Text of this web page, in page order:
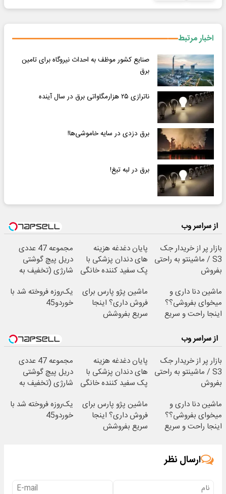
اخبار مرتبط
صنایع کشور موظف به احداث نیروگاه برای تامین
برق
ناترازی ۲۵ هزارمگاواتی برق در سال آینده
برق دزدی در سایه خاموشی‌ها!
برق در لبه‌ تیغ!
از سراسر وب
بازار پر از خریدار جک
S3 / ماشینتو به راحتی
بفروش
پایان دغدغه هزینه
های دندان پزشکی با
پک سفید کننده خانگی
مجموعه 47 عددی
دریل پیچ گوشتی
شارژی (تخفیف به
ماشین دنا داری و
میخوای بفروشی؟؟
اینجا راحت و سریع
ماشین پژو پارس برای
فروش داری؟ اینجا
سریع بفروشش
یک‌روزه فروخته شد با
خوردو45
از سراسر وب
بازار پر از خریدار جک
S3 / ماشینتو به راحتی
بفروش
پایان دغدغه هزینه
های دندان پزشکی با
پک سفید کننده خانگی
مجموعه 47 عددی
دریل پیچ گوشتی
شارژی (تخفیف به
ماشین دنا داری و
میخوای بفروشی؟؟
اینجا راحت و سریع
ماشین پژو پارس برای
فروش داری؟ اینجا
سریع بفروشش
یک‌روزه فروخته شد با
خوردو45
ارسال نظر